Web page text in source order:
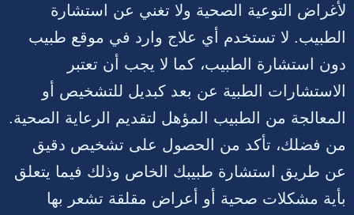
لأغراض التوعية الصحية ولا تغني عن استشارة
الطبيب. لا تستخدم أي علاج وارد في موقع طبيب
دون استشارة الطبيب، كما لا يجب أن تعتبر
الاستشارات الطبية عن بعد كبديل للتشخيص أو
المعالجة من الطبيب المؤهل لتقديم الرعاية الصحية.
من فضلك، تأكد من الحصول على تشخيص دقيق
عن طريق استشارة طبيبك الخاص وذلك فيما يتعلق
بأية مشكلات صحية أو أعراض مقلقة تشعر بها